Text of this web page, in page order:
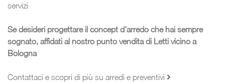
servizi
Se desideri progettare il concept d'arredo che hai sempre
sognato, affidati al nostro punto vendita di Letti vicino a
Bologna
Contattaci e scopri di più su arredi e preventivi